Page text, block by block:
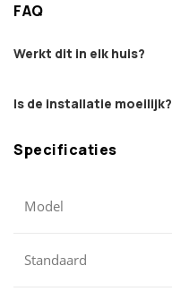
FAQ
Werkt dit in elk huis?
Is de installatie moeilijk?
Specificaties
Model
Standaard